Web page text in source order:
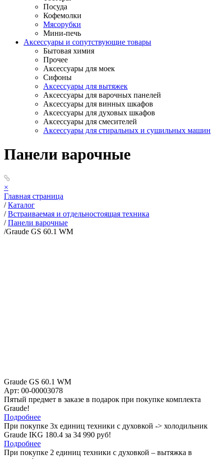
Посуда
Кофемолки
Мясорубки
Мини-печь
Аксессуары и сопутствующие товары
Бытовая химия
Прочее
Аксессуары для моек
Сифоны
Аксессуары для вытяжек
Аксессуары для варочных панелей
Аксессуары для винных шкафов
Аксессуары для духовых шкафов
Аксессуары для смесителей
Аксессуары для стиральных и сушильных машин
Панели варочные
×
Главная страница
/ Каталог
/ Встраиваемая и отдельностоящая техника
/ Панели варочные
/Graude GS 60.1 WM
Graude GS 60.1 WM
Арт: 00-00003078
Пятый предмет в заказе в подарок при покупке комплекта
Graude!
Подробнее
При покупке 3х единиц техники с духовкой -> холодильник
Graude IKG 180.4 за 34 990 руб!
Подробнее
При покупке 2 единиц техники с духовкой – вытяжка в